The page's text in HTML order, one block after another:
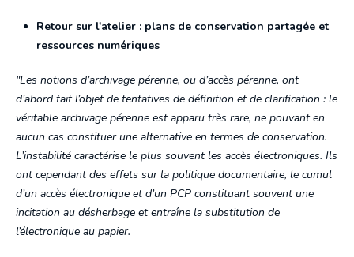
Retour sur l'atelier : plans de conservation partagée et
ressources numériques
"Les notions d’archivage pérenne, ou d’accès pérenne, ont
d’abord fait l’objet de tentatives de définition et de clarification : le
véritable archivage pérenne est apparu très rare, ne pouvant en
aucun cas constituer une alternative en termes de conservation.
L’instabilité caractérise le plus souvent les accès électroniques. Ils
ont cependant des effets sur la politique documentaire, le cumul
d’un accès électronique et d’un PCP constituant souvent une
incitation au désherbage et entraîne la substitution de
l’électronique au papier.